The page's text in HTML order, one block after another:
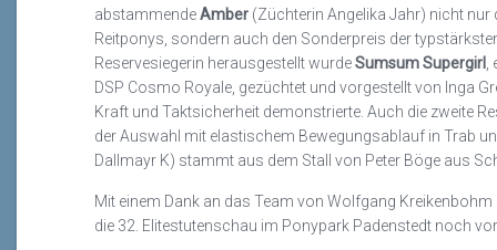
abstammendeAmber (Züchterin Angelika Jahr) nicht nur
Reitponys, sondern auch den Sonderpreis der
Reservesiegerin herausgestellt wurdeSumsum Supergirl
DSP Cosmo Royale, gezüchtet und vorgestellt von Inga
Kraft und Taktsicherheit demonstrierte. Auch die zweite
der Auswahl mit elastischem Bewegungsablauf in Trab
Dallmayr K) stammt aus dem Stall von Peter Böge aus
Mit einem Dank an das Team von Wolfgang
die 32. Elitestutenschau im Ponypark Padenstedt noch